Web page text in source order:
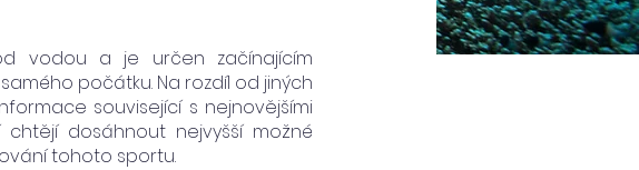
vodou a je určen začínajícím
počátku. Na rozdíl od jiných
související s nejnovějšími
dosáhnout nejvyšší možné
tohoto sportu.